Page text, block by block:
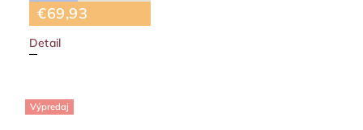
€69,93
Detail
Výpredaj